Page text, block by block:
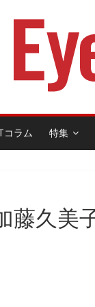
コラム 特集
藤久美